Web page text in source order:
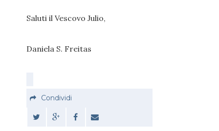
Saluti il Vescovo Julio,
Daniela S. Freitas
Condividi